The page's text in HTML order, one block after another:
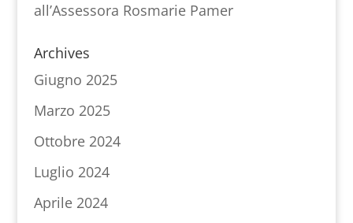
all’Assessora Rosmarie Pamer
Archives
Giugno 2025
Marzo 2025
Ottobre 2024
Luglio 2024
Aprile 2024